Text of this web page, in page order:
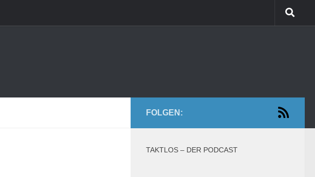
FOLGEN:
TAKTLOS – DER PODCAST